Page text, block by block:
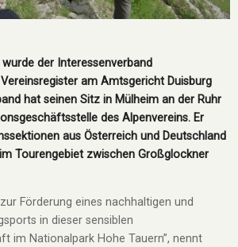
der Interessenverband
am Amtsgericht Duisburg
hat seinen Sitz in Mülheim an der Ruhr
des Alpenvereins. Er
aus Österreich und Deutschland
Tourengebiet zwischen Großglockner
Förderung eines nachhaltigen und
in dieser sensiblen
im Nationalpark Hohe Tauern”, nennt